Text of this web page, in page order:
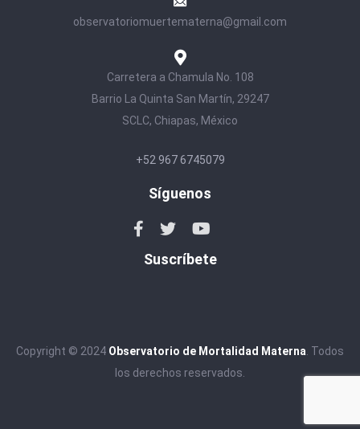
observatoriomuertematerna@gmail.com
Carretera a Chamula No. 108
Barrio La Quinta San Martín, 29247
SCLC, Chiapas, México
+52 967 6745079
Síguenos
Suscríbete
Copyright © 2024 Observatorio de Mortalidad Materna . Todos
los derechos reservados.